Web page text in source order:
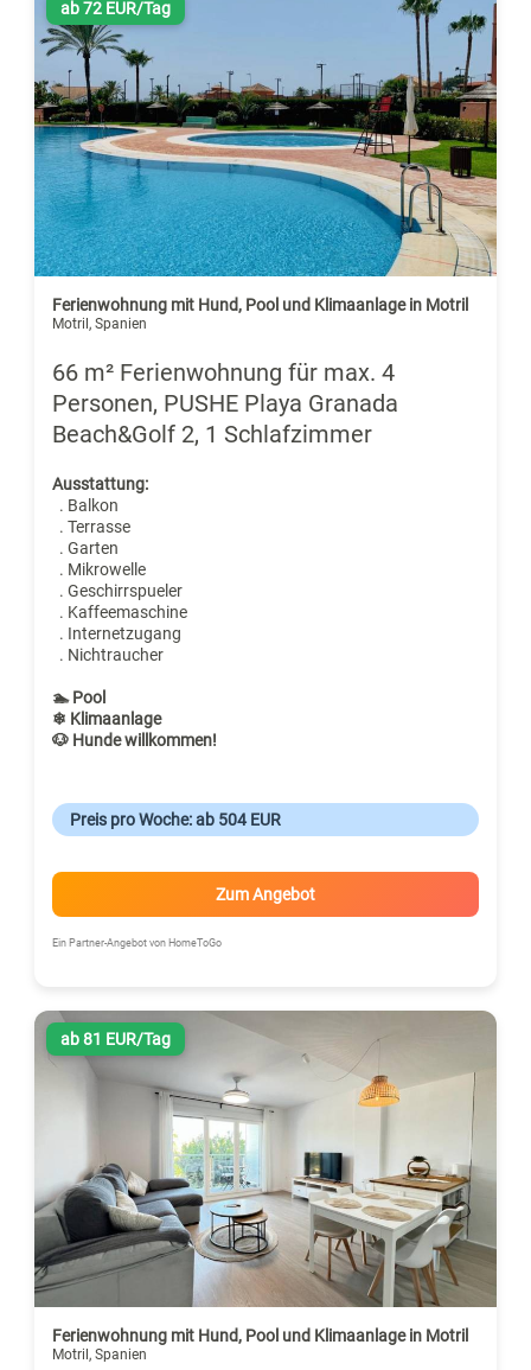
ab 72 EUR/Tag
Ferienwohnung mit Hund, Pool und Klimaanlage in Motril
Motril, Spanien
66 m² Ferienwohnung für max. 4
Personen, PUSHE Playa Granada
Beach&Golf 2, 1 Schlafzimmer
Ausstattung:
. Balkon
. Terrasse
. Garten
. Mikrowelle
. Geschirrspueler
. Kaffeemaschine
. Internetzugang
. Nichtraucher
🏊 Pool
❄ Klimaanlage
🐶 Hunde willkommen!
Preis pro Woche: ab 504 EUR
Zum Angebot
Ein Partner-Angebot von HomeToGo
ab 81 EUR/Tag
Ferienwohnung mit Hund, Pool und Klimaanlage in Motril
Motril, Spanien